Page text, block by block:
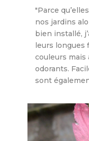
"Parce
nos jardins
bien installé,
leurs longues
couleurs mais
odorants.
sont